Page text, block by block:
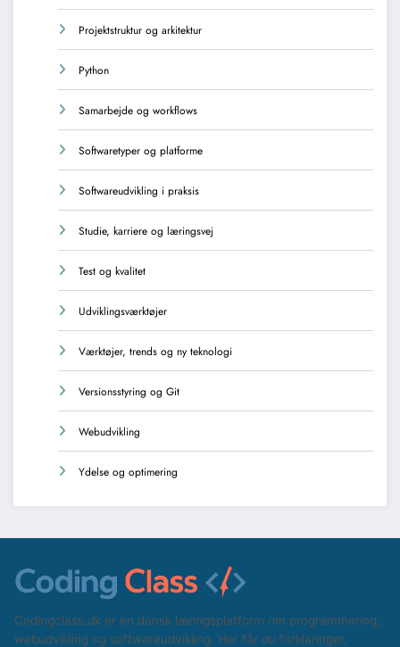
Projektstruktur og arkitektur
Python
Samarbejde og workflows
Softwaretyper og platforme
Softwareudvikling i praksis
Studie, karriere og læringsvej
Test og kvalitet
Udviklingsværktøjer
Værktøjer, trends og ny teknologi
Versionsstyring og Git
Webudvikling
Ydelse og optimering
Codingclass.dk er en dansk læringsplatform om programmering,
webudvikling og softwareudvikling. Her får du forklaringer,